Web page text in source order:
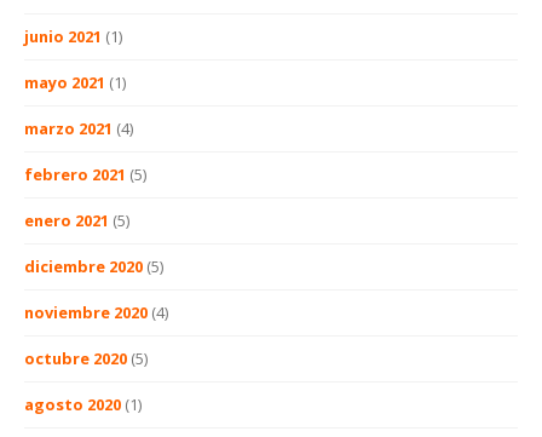
junio 2021 (1)
mayo 2021 (1)
marzo 2021 (4)
febrero 2021 (5)
enero 2021 (5)
diciembre 2020 (5)
noviembre 2020 (4)
octubre 2020 (5)
agosto 2020 (1)